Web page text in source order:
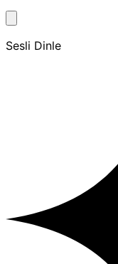
Sesli Dinle